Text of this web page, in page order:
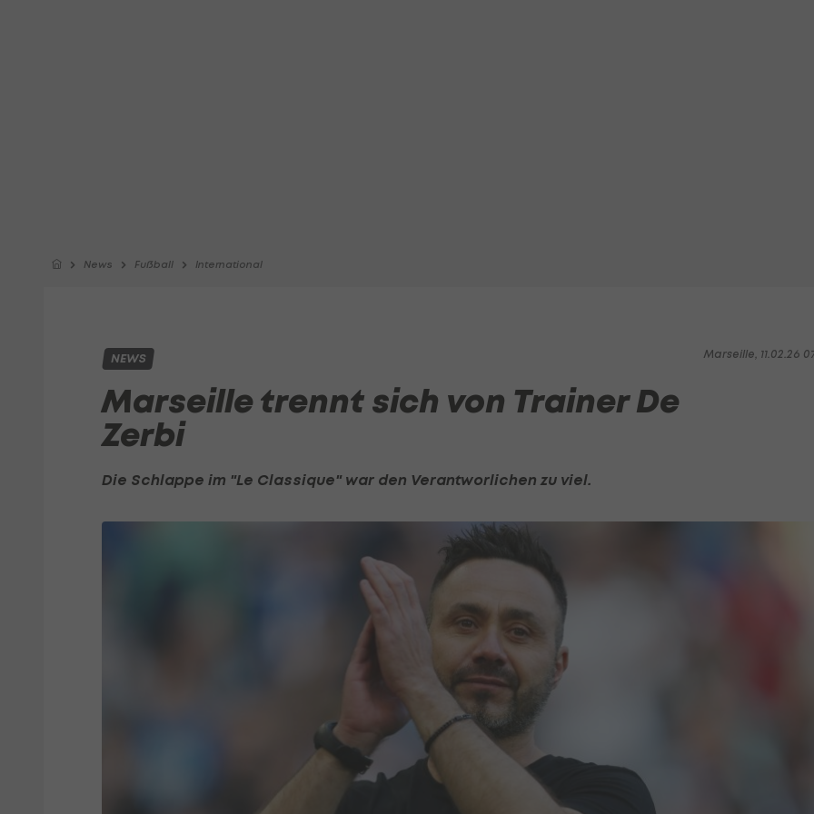
News Fußball International
Marseille, 11.02.26
NEWS
Marseille trennt sich von Trainer De
Zerbi
Die Schlappe im "Le Classique" war den Verantworlichen zu viel.